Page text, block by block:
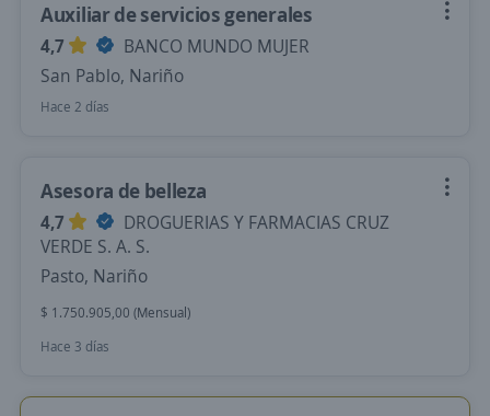
Auxiliar de servicios generales
4,7
BANCO MUNDO MUJER
San Pablo, Nariño
Hace 2 días
Asesora de belleza
4,7
DROGUERIAS Y FARMACIAS CRUZ
VERDE S. A. S.
Pasto, Nariño
$ 1.750.905,00 (Mensual)
Hace 3 días